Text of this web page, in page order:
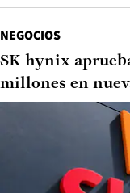
NEGOCIOS
SK hynix
millones en